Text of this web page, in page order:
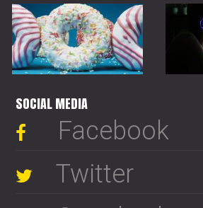
SOCIAL MEDIA
Facebook
Twitter